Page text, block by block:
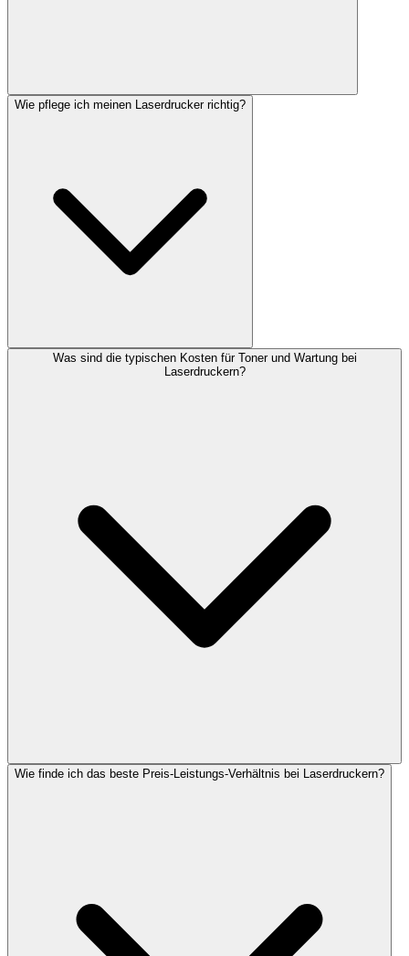
Wie pflege ich meinen Laserdrucker richtig?
Was sind die typischen Kosten für Toner und Wartung bei
Laserdruckern?
Wie finde ich das beste Preis-Leistungs-Verhältnis bei Laserdruckern?